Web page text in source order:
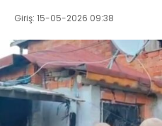
Giriş: 15-05-2026 09:38